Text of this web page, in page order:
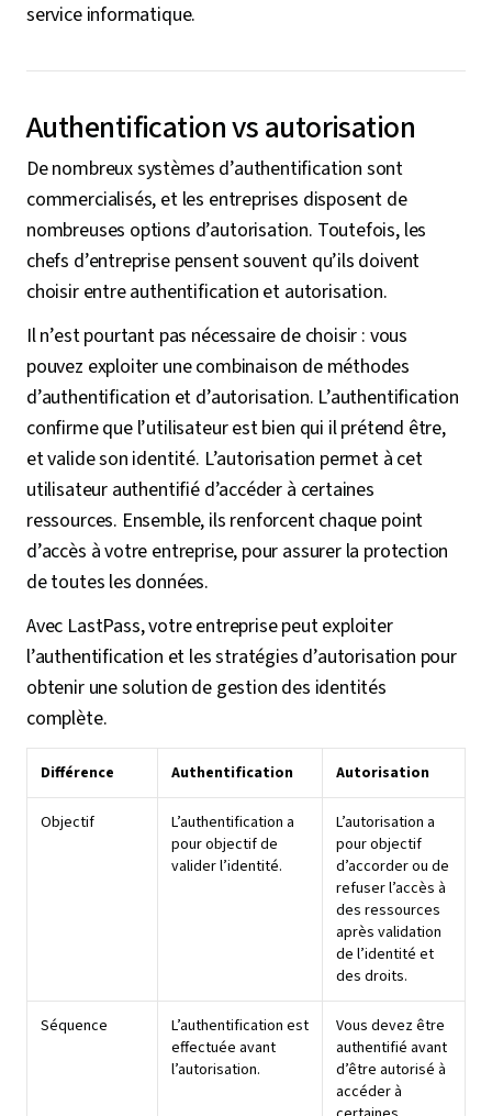
service informatique.
Authentification vs autorisation
De nombreux systèmes d’authentification sont
commercialisés, et les entreprises disposent de
nombreuses options d’autorisation. Toutefois, les
chefs d’entreprise pensent souvent qu’ils doivent
choisir entre authentification et autorisation.
Il n’est pourtant pas nécessaire de choisir : vous
pouvez exploiter une combinaison de méthodes
d’authentification et d’autorisation. L’authentification
confirme que l’utilisateur est bien qui il prétend être,
et valide son identité. L’autorisation permet à cet
utilisateur authentifié d’accéder à certaines
ressources. Ensemble, ils renforcent chaque point
d’accès à votre entreprise, pour assurer la protection
de toutes les données.
Avec LastPass, votre entreprise peut exploiter
l’authentification et les stratégies d’autorisation pour
obtenir une solution de gestion des identités
complète.
Différence Authentification Autorisation
Objectif
L’authentification a
pour objectif de
valider l’identité.
L’autorisation a
pour objectif
d’accorder ou de
refuser l’accès à
des ressources
après validation
de l’identité et
des droits.
Séquence
L’authentification est
effectuée avant
l’autorisation.
Vous devez être
authentifié avant
d’être autorisé à
accéder à